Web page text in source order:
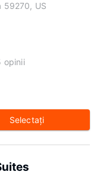
59270, US
opinii
Selectaţi